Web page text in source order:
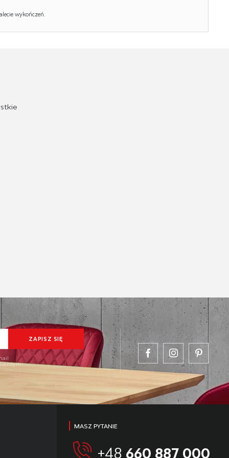
wykończeń.
każdym
MASZ PYTANIE
+48 660 887 000